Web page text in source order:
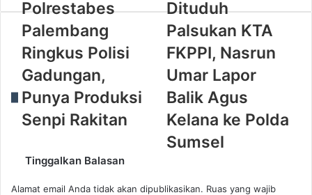
Polrestabes
Palembang
Ringkus Polisi
Gadungan,
Punya Produksi
Senpi Rakitan
Dituduh
Palsukan KTA
FKPPI, Nasrun
Umar Lapor
Balik Agus
Kelana ke Polda
Sumsel
Tinggalkan Balasan
Alamat email Anda tidak akan dipublikasikan. Ruas yang wajib